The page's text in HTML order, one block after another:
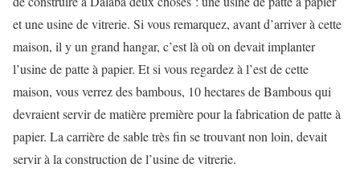
et une usine de vitrerie. Si vous remarquez, avant d’arriver à cette
maison, il y un grand hangar, c’est là où on devait implanter
l’usine de patte à papier. Et si vous regardez à l’est de cette
maison, vous verrez des bambous, 10 hectares de Bambous qui
devraient servir de matière première pour la fabrication de patte à
papier. La carrière de sable très fin se trouvant non loin, devait
servir à la construction de l’usine de vitrerie.